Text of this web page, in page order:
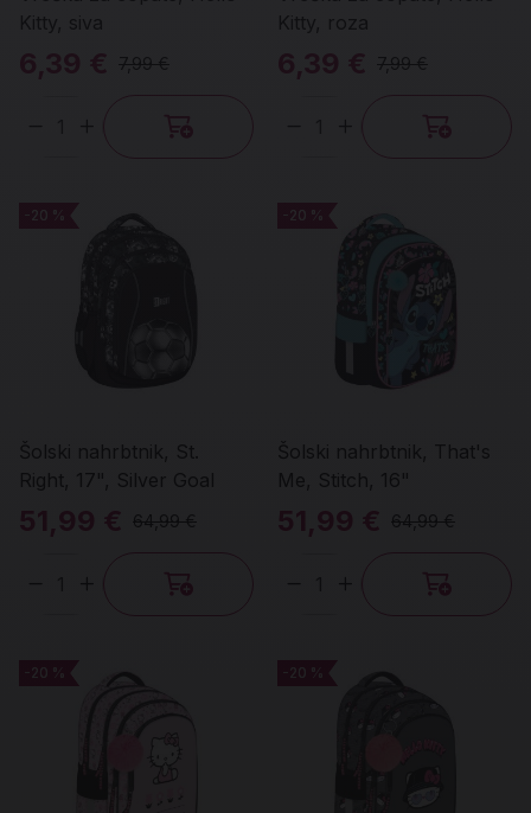
Kitty, siva
6,39 € 7,99 €
Kitty, roza
6,39 € 7,99 €
-20 %
Šolski nahrbtnik, St.
Right, 17", Silver Goal
-20 %
51,99 € 64,99 €
Količina
-20 %
Šolski nahrbtnik, That's
Me, Stitch, 16"
-20 %
51,99 € 64,99 €
Količina
-20 %
-20 % -20 %
-20 %